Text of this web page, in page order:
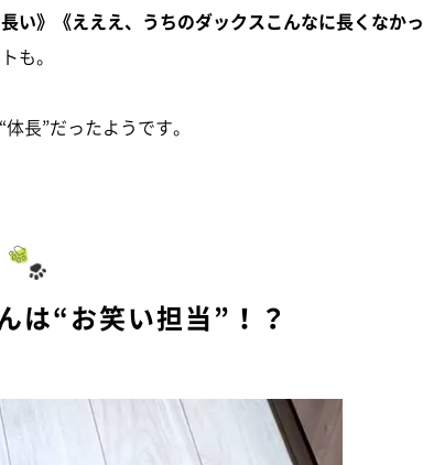
い》《えええ、うちのダックスこんなに長くなかっ
も。
長”だったようです。
は“お笑い担当”！？